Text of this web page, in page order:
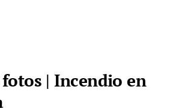
| Incendio en